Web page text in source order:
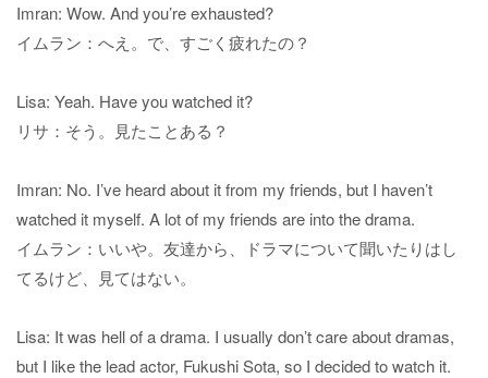
Imran: Wow. And you’re exhausted?
イムラン：へえ。で、すごく疲れたの？
Lisa: Yeah. Have you watched it?
リサ：そう。見たことある？
Imran: No. I’ve heard about it from my friends, but I haven’t
watched it myself. A lot of my friends are into the drama.
イムラン：いいや。友達から、ドラマについて聞いたりはし
てるけど、見てはない。
Lisa: It was hell of a drama. I usually don’t care about dramas,
but I like the lead actor, Fukushi Sota, so I decided to watch it.